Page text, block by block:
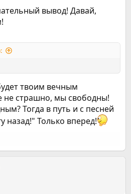
вывод! Давай,
твоим вечным
не страшно, мы свободны!
Тогда в путь и с песней
назад!" Только вперед!